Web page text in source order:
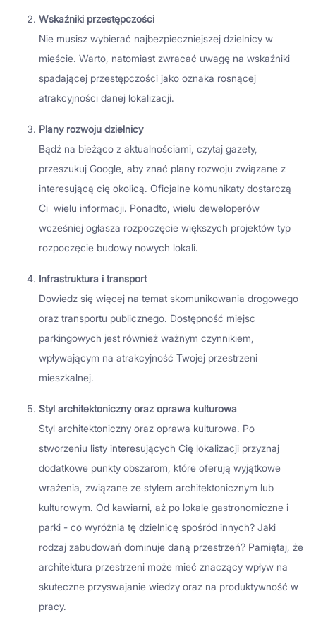
Wskaźniki przestępczości
Nie musisz wybierać najbezpieczniejszej dzielnicy w
mieście. Warto, natomiast zwracać uwagę na wskaźniki
spadającej przestępczości jako oznaka rosnącej
atrakcyjności danej lokalizacji.
Plany rozwoju dzielnicy
Bądź na bieżąco z aktualnościami, czytaj gazety,
przeszukuj Google, aby znać plany rozwoju związane z
interesującą cię okolicą. Oficjalne komunikaty dostarczą
Ci wielu informacji. Ponadto, wielu deweloperów
wcześniej ogłasza rozpoczęcie większych projektów typ
rozpoczęcie budowy nowych lokali.
Infrastruktura i transport
Dowiedz się więcej na temat skomunikowania drogowego
oraz transportu publicznego. Dostępność miejsc
parkingowych jest również ważnym czynnikiem,
wpływającym na atrakcyjność Twojej przestrzeni
mieszkalnej.
Styl architektoniczny oraz oprawa kulturowa
Styl architektoniczny oraz oprawa kulturowa. Po
stworzeniu listy interesujących Cię lokalizacji przyznaj
dodatkowe punkty obszarom, które oferują wyjątkowe
wrażenia, związane ze stylem architektonicznym lub
kulturowym. Od kawiarni, aż po lokale gastronomiczne i
parki - co wyróżnia tę dzielnicę spośród innych? Jaki
rodzaj zabudowań dominuje daną przestrzeń? Pamiętaj, że
architektura przestrzeni może mieć znaczący wpływ na
skuteczne przyswajanie wiedzy oraz na produktywność w
pracy.